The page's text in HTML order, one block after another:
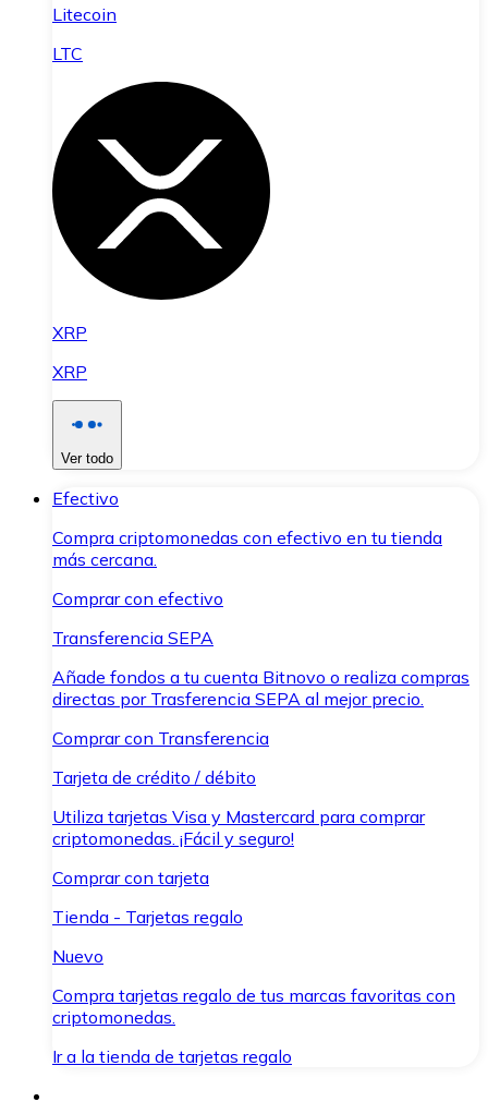
Litecoin
LTC
XRP
XRP
Ver todo
Efectivo
Compra criptomonedas con efectivo en tu tienda
más cercana.
Comprar con efectivo
Transferencia SEPA
Añade fondos a tu cuenta Bitnovo o realiza compras
directas por Trasferencia SEPA al mejor precio.
Comprar con Transferencia
Tarjeta de crédito / débito
Utiliza tarjetas Visa y Mastercard para comprar
criptomonedas. ¡Fácil y seguro!
Comprar con tarjeta
Tienda - Tarjetas regalo
Nuevo
Compra tarjetas regalo de tus marcas favoritas con
criptomonedas.
Ir a la tienda de tarjetas regalo